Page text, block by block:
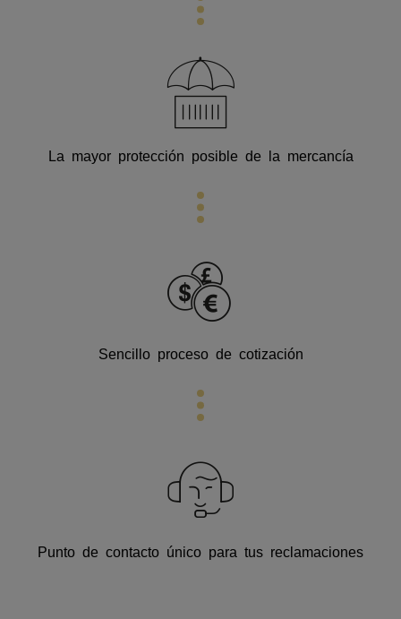
La mayor protección posible de la mercancía
Sencillo proceso de cotización
Punto de contacto único para tus reclamaciones